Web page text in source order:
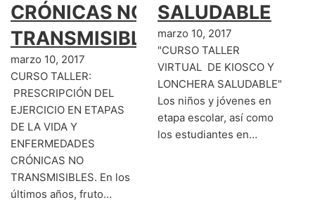
CRÓNICAS NO
TRANSMISIBLES
marzo 10, 2017
CURSO TALLER:
PRESCRIPCIÓN DEL
EJERCICIO EN ETAPAS
DE LA VIDA Y
ENFERMEDADES
CRÓNICAS NO
TRANSMISIBLES. En los
últimos años, fruto…
SALUDABLE
marzo 10, 2017
"CURSO TALLER
VIRTUAL DE KIOSCO Y
LONCHERA SALUDABLE"
Los niños y jóvenes en
etapa escolar, así como
los estudiantes en…